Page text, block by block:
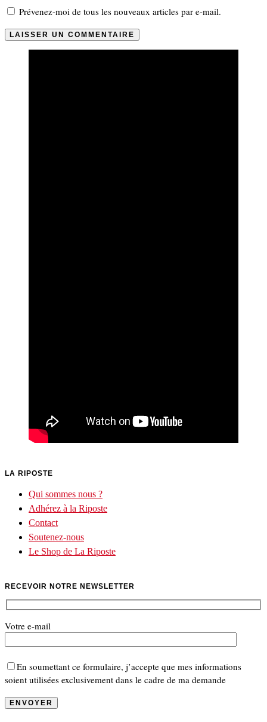
Prévenez-moi de tous les nouveaux articles par e-mail.
LA RIPOSTE
Qui sommes nous ?
Adhérez à la Riposte
Contact
Soutenez-nous
Le Shop de La Riposte
RECEVOIR NOTRE NEWSLETTER
Votre e-mail
En soumettant ce formulaire, j’accepte que mes informations
soient utilisées exclusivement dans le cadre de ma demande